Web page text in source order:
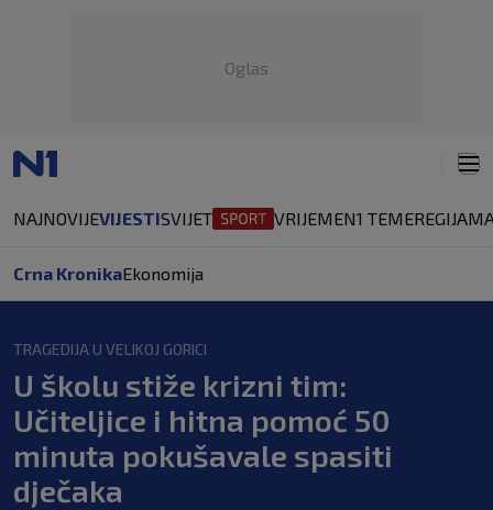
Oglas
NAJNOVIJEVIJESTISVIJET VRIJEMEN1 TEMEREGIJA
Crna KronikaEkonomija
TRAGEDIJA U VELIKOJ GORICI
U školu stiže krizni tim:
Učiteljice i hitna pomoć 50
minuta pokušavale spasiti
dječaka